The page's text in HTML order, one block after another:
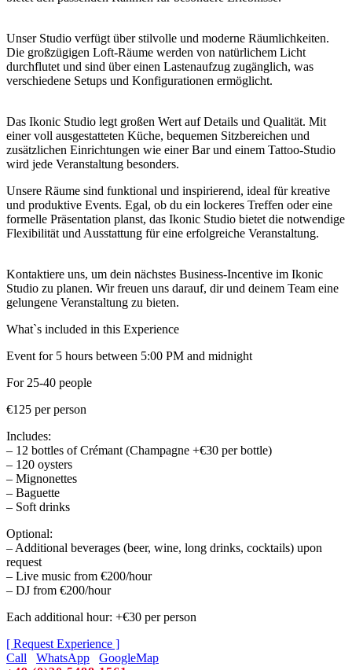
Unser Studio verfügt über stilvolle und moderne Räumlichkeiten.
Die großzügigen Loft-Räume werden von natürlichem Licht
durchflutet und sind über einen Lastenaufzug zugänglich, was
verschiedene Setups und Konfigurationen ermöglicht.
Das Ikonic Studio legt großen Wert auf Details und Qualität. Mit
einer voll ausgestatteten Küche, bequemen Sitzbereichen und
zusätzlichen Einrichtungen wie einer Bar und einem Tattoo-Studio
wird jede Veranstaltung besonders.
Unsere Räume sind funktional und inspirierend, ideal für kreative
und produktive Events. Egal, ob du ein lockeres Treffen oder eine
formelle Präsentation planst, das Ikonic Studio bietet die notwendige
Flexibilität und Ausstattung für eine erfolgreiche Veranstaltung.
Kontaktiere uns, um dein nächstes Business-Incentive im Ikonic
Studio zu planen. Wir freuen uns darauf, dir und deinem Team eine
gelungene Veranstaltung zu bieten.
What`s included in this Experience
Event for 5 hours between 5:00 PM and midnight
For 25-40 people
€125 per person
Includes:
– 12 bottles of Crémant (Champagne +€30 per bottle)
– 120 oysters
– Mignonettes
– Baguette
– Soft drinks
Optional:
– Additional beverages (beer, wine, long drinks, cocktails) upon
request
– Live music from €200/hour
– DJ from €200/hour
Each additional hour: +€30 per person
[ Request Experience ]
Call
WhatsApp
GoogleMap